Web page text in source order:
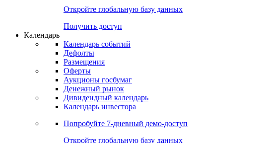
Откройте глобальную базу данных
Получить доступ
Календарь
Календарь событий
Дефолты
Размещения
Оферты
Аукционы госбумаг
Денежный рынок
Дивидендный календарь
Календарь инвестора
Попробуйте 7-дневный демо-доступ
Откройте глобальную базу данных